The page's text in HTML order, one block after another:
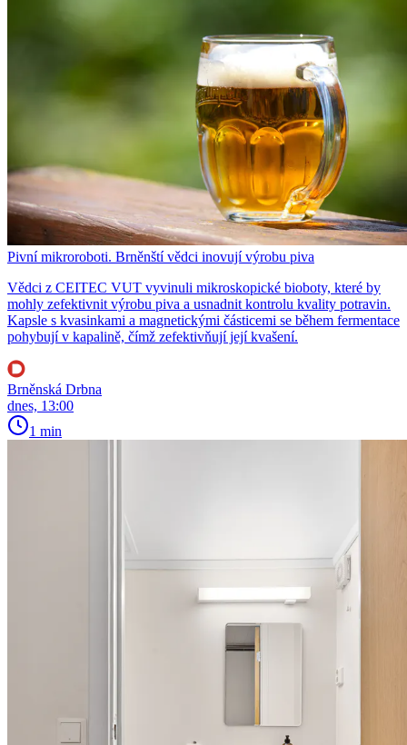
Pivní mikroroboti. Brněnští vědci inovují výrobu piva
Vědci z CEITEC VUT vyvinuli mikroskopické bioboty, které by
mohly zefektivnit výrobu piva a usnadnit kontrolu kvality potravin.
Kapsle s kvasinkami a magnetickými částicemi se během fermentace
pohybují v kapalině, čímž zefektivňují její kvašení.
Brněnská Drbna
dnes, 13:00
1 min